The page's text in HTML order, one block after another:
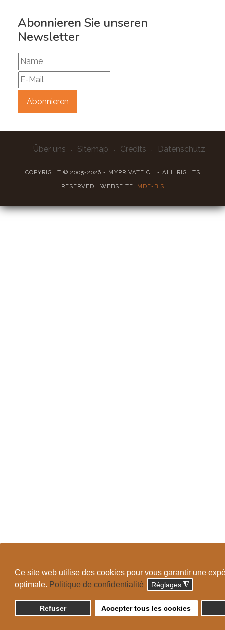
Ce site web utilise des cookies pour vous garantir une
optimale. Politique de confidentialité Réglages ◮
Refuser Accepter tous les cookies
Abonnieren Sie unseren
Newsletter
Über uns Sitemap Credits Datenschutz
COPYRIGHT © 2005-2026 - MYPRIVATE.CH - ALL RIGHTS
RESERVED | WEBSEITE: MDF-BIS